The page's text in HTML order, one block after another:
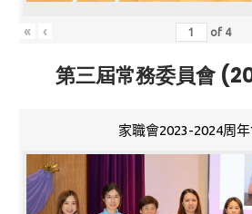
« ‹ of 4
第三屆常務委員會
家職會2023-2024周